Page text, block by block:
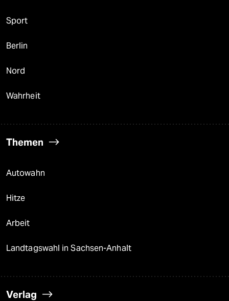
Sport
Berlin
Nord
Wahrheit
Themen
Autowahn
Hitze
Arbeit
Landtagswahl in Sachsen-Anhalt
Verlag